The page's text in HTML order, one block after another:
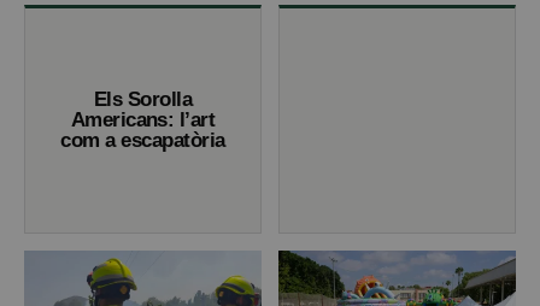
Els Sorolla
Americans: l’art
com a escapatòria